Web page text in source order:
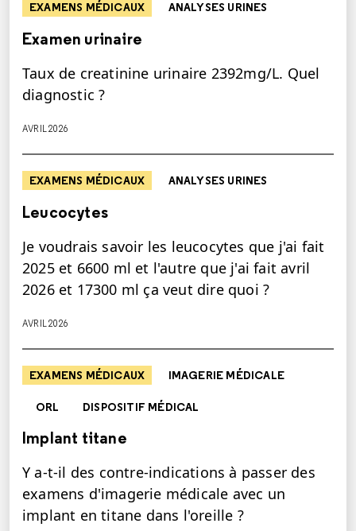
EXAMENS MÉDICAUX ANALYSES URINES
Examen urinaire
Taux de creatinine urinaire 2392mg/L. Quel
diagnostic ?
AVRIL 2026
EXAMENS MÉDICAUX ANALYSES URINES
Leucocytes
Je voudrais savoir les leucocytes que j'ai fait
2025 et 6600 ml et l'autre que j'ai fait avril
2026 et 17300 ml ça veut dire quoi ?
AVRIL 2026
EXAMENS MÉDICAUX IMAGERIE MÉDICALE
ORL DISPOSITIF MÉDICAL
Implant titane
Y a-t-il des contre-indications à passer des
examens d'imagerie médicale avec un
implant en titane dans l'oreille ?